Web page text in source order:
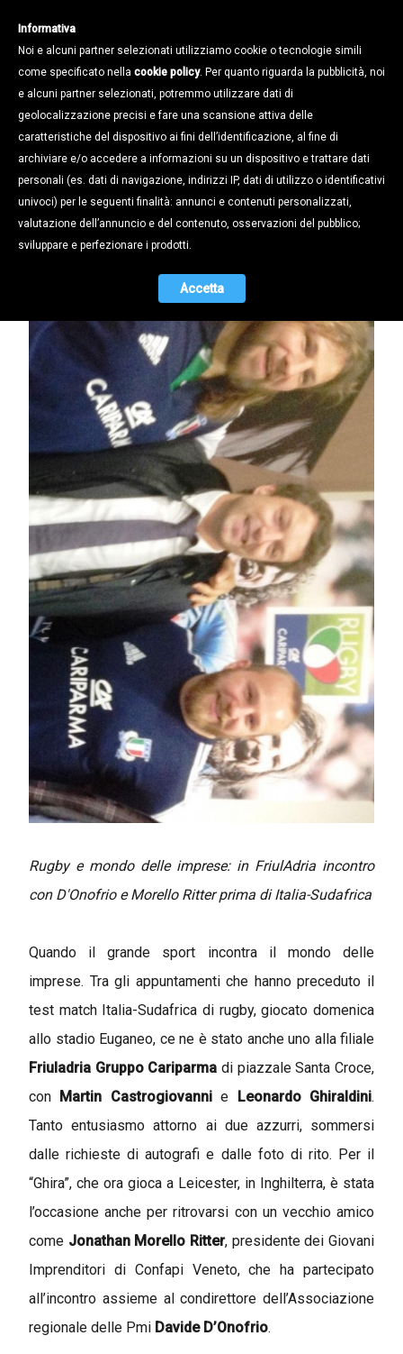
CONFAPI IN CAMPO CON "CASTRO" E
"GHIRA"
24.11.2014
Rugby e mondo delle imprese: in FriulAdria incontro
con D'Onofrio e Morello Ritter prima di Italia-Sudafrica
Quando il grande sport incontra il mondo delle
imprese. Tra gli appuntamenti che hanno preceduto il
test match Italia-Sudafrica di rugby, giocato domenica
allo stadio Euganeo, ce ne è stato anche uno alla filiale
Friuladria Gruppo Cariparma di piazzale Santa Croce,
con Martin Castrogiovannie Leonardo Ghiraldini.
Tanto entusiasmo attorno ai due azzurri, sommersi
dalle richieste di autografi e dalle foto di rito. Per il
“Ghira”, che ora gioca a Leicester, in Inghilterra, è stata
l’occasione anche per ritrovarsi con un vecchio amico
come Jonathan Morello Ritter, presidente dei Giovani
Imprenditori di Confapi Veneto, che ha partecipato
all’incontro assieme al condirettore dell’Associazione
regionale delle Pmi Davide D’Onofrio.
Informativa
Noi e alcuni partner selezionati utilizziamo cookie o tecnologie simili
come specificato nella cookie policy. Per quanto riguarda la pubblicità, noi
e alcuni partner selezionati, potremmo utilizzare dati di
geolocalizzazione precisi e fare una scansione attiva delle
caratteristiche del dispositivo ai fini dell’identificazione, al fine di
archiviare e/o accedere a informazioni su un dispositivo e trattare dati
personali (es. dati di navigazione, indirizzi IP, dati di utilizzo o identificativi
univoci) per le seguenti finalità: annunci e contenuti personalizzati,
valutazione dell’annuncio e del contenuto, osservazioni del pubblico;
sviluppare e perfezionare i prodotti.
Accetta